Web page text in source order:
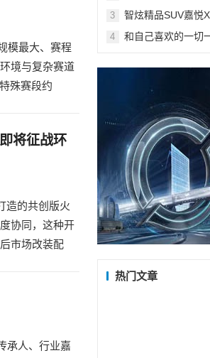
模最大、赛程
境与复杂赛道
殊赛段约
将征战环
造的共创版火
协同，这种开
市场改装配
承人、行业嘉
3
智炫精品SUV嘉悦
4
和自己喜欢的一切
热门文章